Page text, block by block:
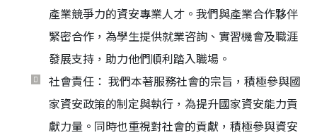
產業競爭力的資安專業人才。我們與產業合作夥伴
緊密合作，為學生提供就業咨詢、實習機會及職涯
發展支持，助力他們順利踏入職場。
社會責任： 我們本著服務社會的宗旨，積極參與國
家資安政策的制定與執行，為提升國家資安能力貢
獻力量。同時也重視對社會的貢獻，積極參與資安